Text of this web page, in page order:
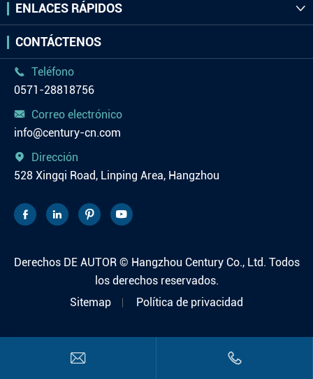
ENLACES RÁPIDOS 
CONTÁCTENOS

Teléfono
0571-28818756

Correo electrónico
info@century-cn.com

Dirección
528 Xingqi Road, Linping Area, Hangzhou
   
Derechos DE AUTOR © Hangzhou Century Co., Ltd. Todos
los derechos reservados.
Sitemap
Política de privacidad
 